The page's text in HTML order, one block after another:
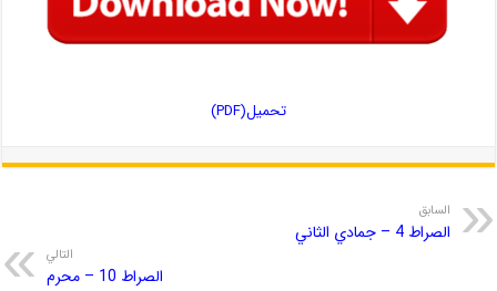
تحمیل(PDF)
السابق
الصراط 4 – جمادي الثاني
التالي
الصراط 10 – محرم